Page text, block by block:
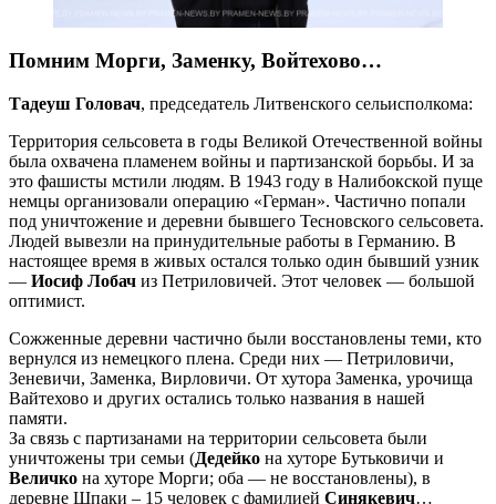
Помним Морги, Заменку, Войтехово…
Тадеуш Головач, председатель Литвенского сельисполкома:
Территория сельсовета в годы Великой Отечественной войны
была охвачена пламенем войны и партизанской борьбы. И за
это фашисты мстили людям. В 1943 году в Налибокской пуще
немцы организовали операцию «Герман». Частично попали
под уничтожение и деревни бывшего Тесновского сельсовета.
Людей вывезли на принудительные работы в Германию. В
настоящее время в живых остался только один бывший узник
— Иосиф Лобач из Петриловичей. Этот человек — большой
оптимист.
Сожженные деревни частично были восстановлены теми, кто
вернулся из немецкого плена. Среди них — Петриловичи,
Зеневичи, Заменка, Вирловичи. От хутора Заменка, урочища
Вайтехово и других остались только названия в нашей
памяти.
За связь с партизанами на территории сельсовета были
уничтожены три семьи (Дедейко на хуторе Бутьковичи и
Величко на хуторе Морги; оба — не восстановлены), в
деревне Шпаки – 15 человек с фамилией Синякевич…